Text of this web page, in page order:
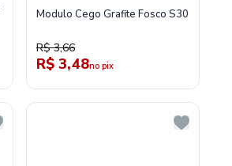
Modulo Cego Grafite Fosco S30
R$ 3,66
R$ 3,48no pix